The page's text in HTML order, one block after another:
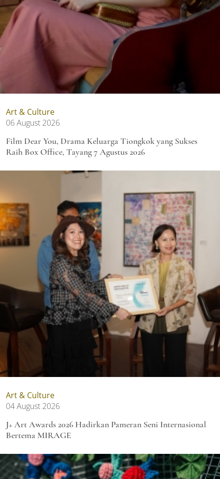
Art & Culture
06 August 2026
Film Dear You, Drama Keluarga Tiongkok yang Sukses
Raih Box Office, Tayang 7 Agustus 2026
Art & Culture
04 August 2026
J+ Art Awards 2026 Hadirkan Pameran Seni Internasional
Bertema MIRAGE